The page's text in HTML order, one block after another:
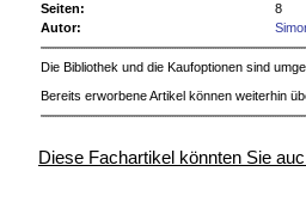
Seiten:
8
Autor:
Die Bibliothek und die Kaufoptionen sind
Bereits erworbene Artikel können weiterhin
Diese Fachartikel könnten Sie